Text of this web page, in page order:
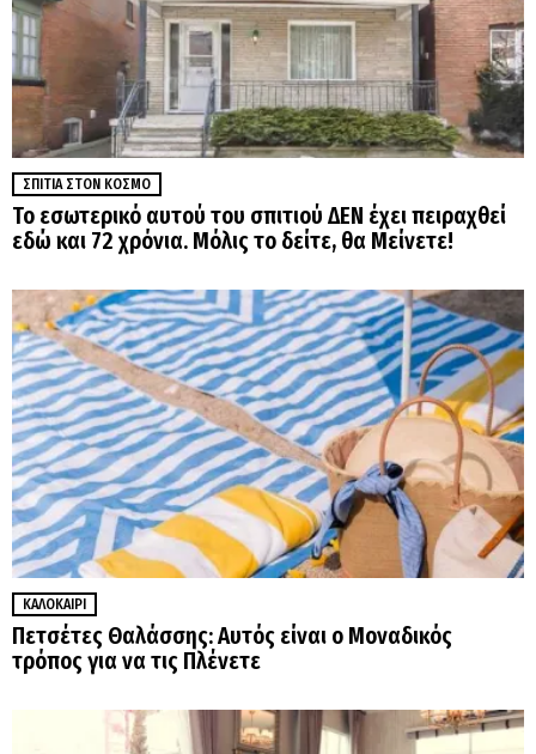
ΣΠΊΤΙΑ ΣΤΟΝ ΚΌΣΜΟ
Το εσωτερικό αυτού του σπιτιού ΔΕΝ έχει πειραχθεί
εδώ και 72 χρόνια. Μόλις το δείτε, θα Μείνετε!
ΚΑΛΟΚΑΊΡΙ
Πετσέτες Θαλάσσης: Αυτός είναι ο Μοναδικός
τρόπος για να τις Πλένετε